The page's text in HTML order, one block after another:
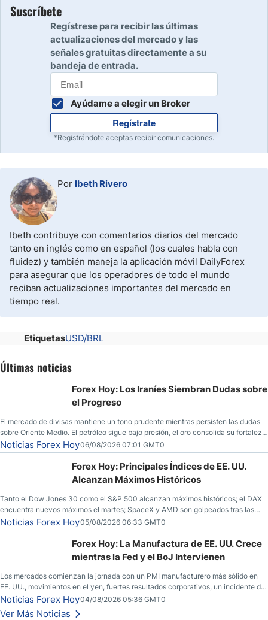
Suscríbete
Regístrese para recibir las últimas
actualizaciones del mercado y las
señales gratuitas directamente a su
bandeja de entrada.
Ayúdame a elegir un Broker
Regístrate
*Registrándote aceptas recibir comunicaciones.
Por Ibeth Rivero
Ibeth contribuye con comentarios diarios del mercado
tanto en inglés como en español (los cuales habla con
fluidez) y también maneja la aplicación móvil DailyForex
para asegurar que los operadores de todo el mundo
reciban actualizaciones importantes del mercado en
tiempo real.
EtiquetasUSD/BRL
Últimas noticias
Forex Hoy: Los Iraníes Siembran Dudas sobre
el Progreso
El mercado de divisas mantiene un tono prudente mientras persisten las dudas
sobre Oriente Medio. El petróleo sigue bajo presión, el oro consolida su fortaleza
y los operadores esperan nuevas referencias económicas desde Estados
Unidos.
Noticias Forex Hoy06/08/2026 07:01 GMT0
Forex Hoy: Principales Índices de EE. UU.
Alcanzan Máximos Históricos
Tanto el Dow Jones 30 como el S&P 500 alcanzan máximos históricos; el DAX
encuentra nuevos máximos el martes; SpaceX y AMD son golpeados tras las
llamadas de ganancias; el petróleo crudo cae por debajo de los $80 con nuevas
esperanzas; el dólar estadounidense continúa intentando estabilizarse frente al
yen; el peso mexicano ve un repunte a medida que las tasas caen en EE. UU.
Noticias Forex Hoy05/08/2026 06:33 GMT0
Forex Hoy: La Manufactura de EE. UU. Crece
mientras la Fed y el BoJ Intervienen
Los mercados comienzan la jornada con un PMI manufacturero más sólido en
EE. UU., movimientos en el yen, fuertes resultados corporativos, un incidente de
seguridad en Bitcoin y nuevas señales desde el mercado del petróleo.
Noticias Forex Hoy04/08/2026 05:36 GMT0
Ver Más Noticias